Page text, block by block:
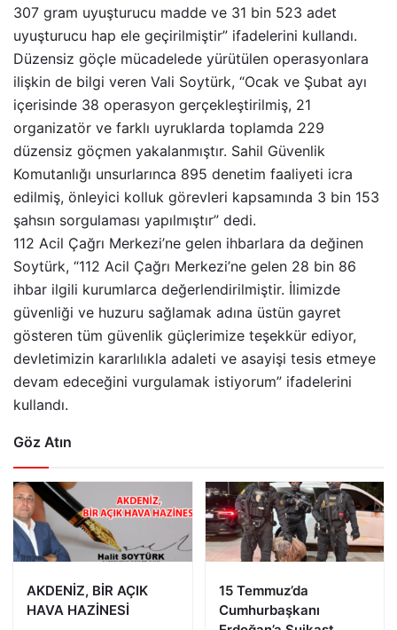
307 gram uyuşturucu madde ve 31 bin 523 adet
uyuşturucu hap ele geçirilmiştir” ifadelerini kullandı.
Düzensiz göçle mücadelede yürütülen operasyonlara
ilişkin de bilgi veren Vali Soytürk, “Ocak ve Şubat ayı
içerisinde 38 operasyon gerçekleştirilmiş, 21
organizatör ve farklı uyruklarda toplamda 229
düzensiz göçmen yakalanmıştır. Sahil Güvenlik
Komutanlığı unsurlarınca 895 denetim faaliyeti icra
edilmiş, önleyici kolluk görevleri kapsamında 3 bin 153
şahsın sorgulaması yapılmıştır” dedi.
112 Acil Çağrı Merkezi’ne gelen ihbarlara da değinen
Soytürk, “112 Acil Çağrı Merkezi’ne gelen 28 bin 86
ihbar ilgili kurumlarca değerlendirilmiştir. İlimizde
güvenliği ve huzuru sağlamak adına üstün gayret
gösteren tüm güvenlik güçlerimize teşekkür ediyor,
devletimizin kararlılıkla adaleti ve asayişi tesis etmeye
devam edeceğini vurgulamak istiyorum” ifadelerini
kullandı.
Göz Atın
AKDENİZ, BİR AÇIK
HAVA HAZİNESİ
15 Temmuz’da
Cumhurbaşkanı